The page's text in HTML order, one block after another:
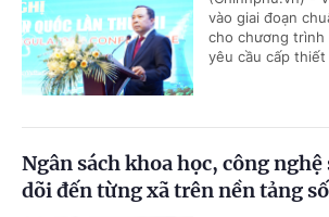
vào giai đoạn
cho chương trình
yêu cầu cấp
Ngân sách khoa học, công nghệ
dõi đến từng xã trên nền tảng số